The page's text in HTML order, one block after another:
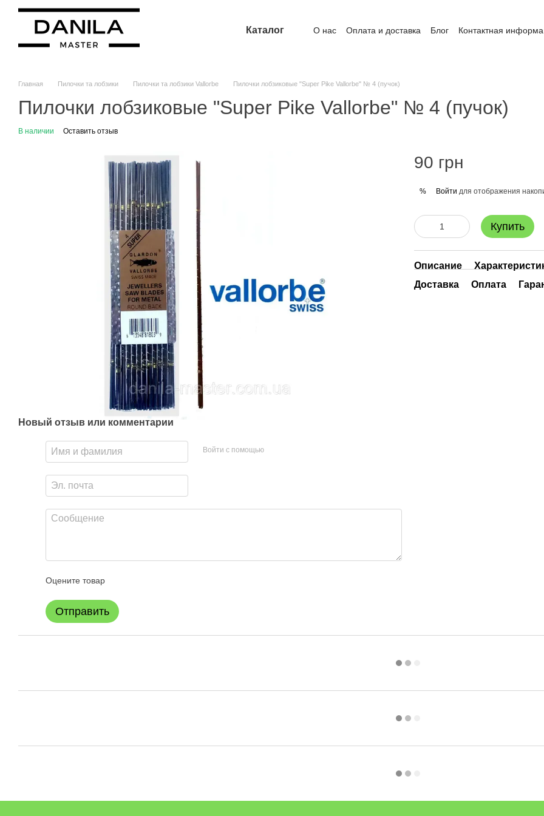
Перейти к основному контенту
Каталог О нас Оплата и доставка Блог Контактная
Главная Пилочки та лобзики Пилочки та лобзики Vallorbe Пилочки лобзиковые "Super Pike Vallorbe" № 4 (пучок)
Пилочки лобзиковые "Super Pike Vallorbe" № 4 (пучок)
В наличии Оставить отзыв
Новый отзыв или комментарий
Войти с помощью
Оцените товар
Отправить
90 грн
% Войти для отображения
Купить
Описание
Доставка
Оплата